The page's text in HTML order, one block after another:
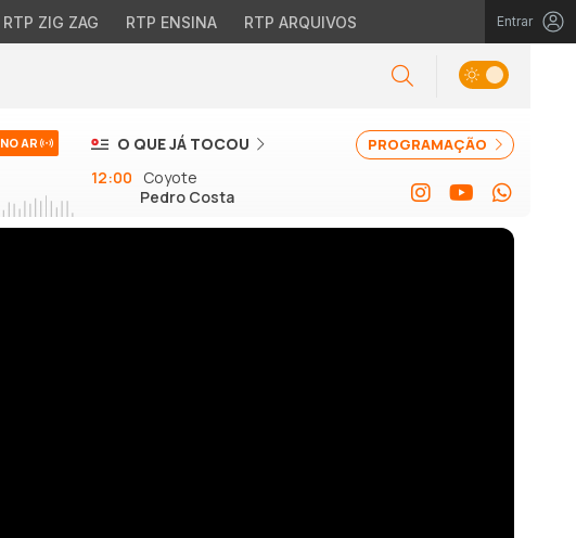
RTP ZIG ZAG RTP ENSINA RTP ARQUIVOS Entrar
NO AR PROGRAMAÇÃO
O QUE JÁ TOCOU
12:00
Coyote
Pedro Costa